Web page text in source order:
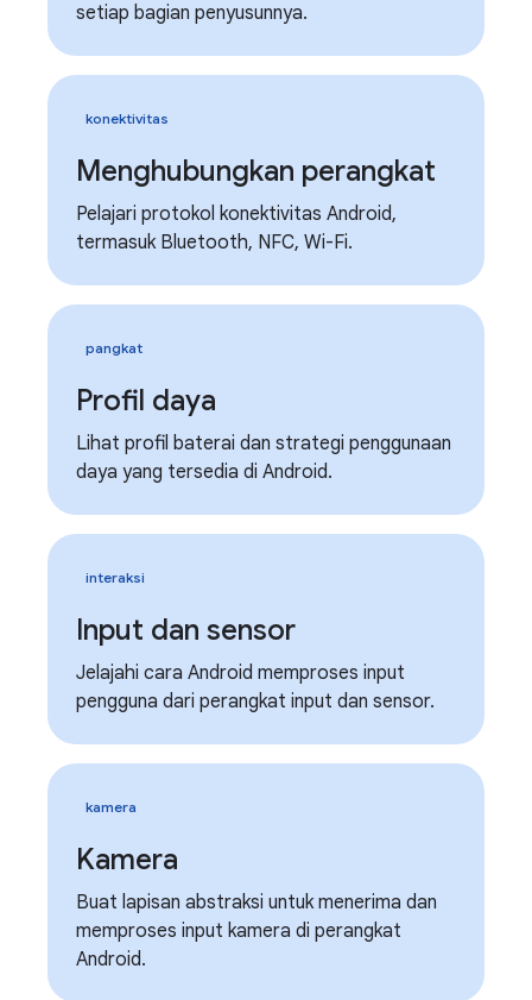
setiap bagian penyusunnya.
konektivitas
Menghubungkan perangkat
Pelajari protokol konektivitas Android,
termasuk Bluetooth, NFC, Wi-Fi.
pangkat
Profil daya
Lihat profil baterai dan strategi penggunaan
daya yang tersedia di Android.
interaksi
Input dan sensor
Jelajahi cara Android memproses input
pengguna dari perangkat input dan sensor.
kamera
Kamera
Buat lapisan abstraksi untuk menerima dan
memproses input kamera di perangkat
Android.